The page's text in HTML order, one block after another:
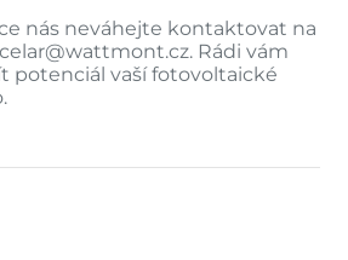
nás neváhejte kontaktovat na
. Rádi vám
potenciál vaší fotovoltaické